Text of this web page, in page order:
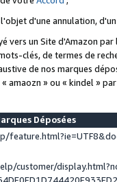
d'une annulation,
vers un Site d'Amazon
clés, de termes de
de nos marques
amaozn » ou « kindel »
Déposées
customer/